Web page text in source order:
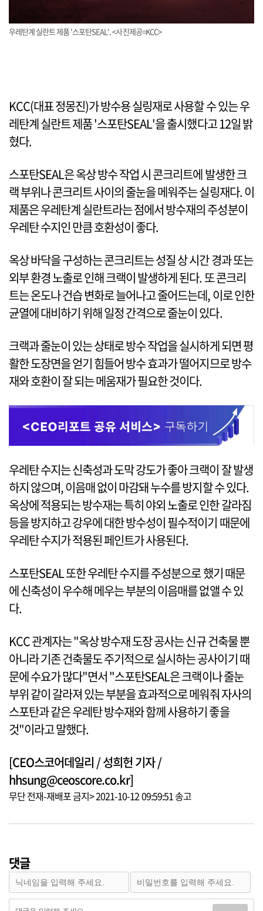
우레탄계 실란트 제품 '스포탄SEAL'. <사진제공=KCC>
KCC(대표 정몽진)가 방수용 실링재로 사용할 수 있는 우
레탄계 실란트 제품 '스포탄SEAL'을 출시했다고 12일 밝
혔다.
스포탄SEAL은 옥상 방수 작업 시 콘크리트에 발생한 크
랙 부위나 콘크리트 사이의 줄눈을 메워주는 실링재다. 이
제품은 우레탄계 실란트라는 점에서 방수재의 주성분이
우레탄 수지인 만큼 호환성이 좋다.
옥상 바닥을 구성하는 콘크리트는 성질 상 시간 경과 또는
외부 환경 노출로 인해 크랙이 발생하게 된다. 또 콘크리
트는 온도나 건습 변화로 늘어나고 줄어드는데, 이로 인한
균열에 대비하기 위해 일정 간격으로 줄눈이 있다.
크랙과 줄눈이 있는 상태로 방수 작업을 실시하게 되면 평
활한 도장면을 얻기 힘들어 방수 효과가 떨어지므로 방수
재와 호환이 잘 되는 메움재가 필요한 것이다.
우레탄 수지는 신축성과 도막 강도가 좋아 크랙이 잘 발생
하지 않으며, 이음매 없이 마감돼 누수를 방지할 수 있다.
옥상에 적용되는 방수재는 특히 야외 노출로 인한 갈라짐
등을 방지하고 강우에 대한 방수성이 필수적이기 때문에
우레탄 수지가 적용된 페인트가 사용된다.
스포탄SEAL 또한 우레탄 수지를 주성분으로 했기 때문
에 신축성이 우수해 메우는 부분의 이음매를 없앨 수 있
다.
KCC 관계자는 "옥상 방수재 도장 공사는 신규 건축물 뿐
아니라 기존 건축물도 주기적으로 실시하는 공사이기 때
문에 수요가 많다"면서 "스포탄SEAL은 크랙이나 줄눈
부위 같이 갈라져 있는 부분을 효과적으로 메워줘 자사의
스포탄과 같은 우레탄 방수재와 함께 사용하기 좋을
것"이라고 말했다.
[CEO스코어데일리 / 성희헌 기자 /
hhsung@ceoscore.co.kr]
무단 전재-재배포 금지> 2021-10-12 09:59:51 송고
댓글